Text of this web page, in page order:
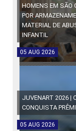
HOMENS EM SÃO
POR
MATERIAL DE
INFANTIL
05 AUG 2026
JUVENART 2026 |
CONQUISTA
05 AUG 2026